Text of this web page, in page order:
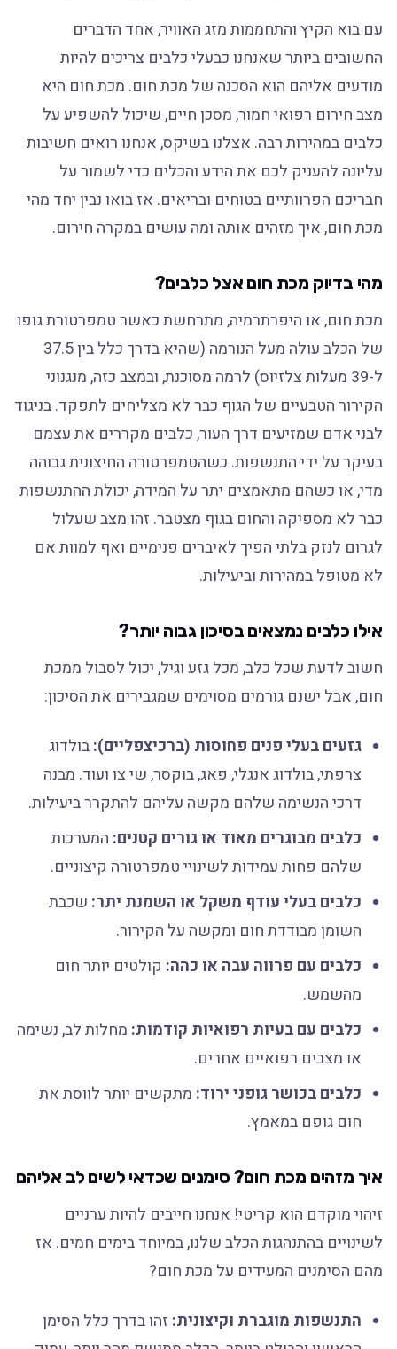
עם בוא הקיץ והתחממות מזג האוויר, אחד הדברים
החשובים ביותר שאנחנו כבעלי כלבים צריכים להיות
מודעים אליהם הוא הסכנה של מכת חום. מכת חום היא
מצב חירום רפואי חמור, מסכן חיים, שיכול להשפיע על
כלבים במהירות רבה. אצלנו בשיקס, אנחנו רואים חשיבות
עליונה להעניק לכם את הידע והכלים כדי לשמור על
חבריכם הפרוותיים בטוחים ובריאים. אז בואו נבין יחד מהי
מכת חום, איך מזהים אותה ומה עושים במקרה חירום.
מהי בדיוק מכת חום אצל כלבים?
מכת חום, או היפרתרמיה, מתרחשת כאשר טמפרטורת גופו
של הכלב עולה מעל הנורמה (שהיא בדרך כלל בין 37.5
ל-39 מעלות צלזיוס) לרמה מסוכנת, ובמצב כזה, מנגנוני
הקירור הטבעיים של הגוף כבר לא מצליחים לתפקד. בניגוד
לבני אדם שמזיעים דרך העור, כלבים מקררים את עצמם
בעיקר על ידי התנשפות. כשהטמפרטורה החיצונית גבוהה
מדי, או כשהם מתאמצים יתר על המידה, יכולת ההתנשפות
כבר לא מספיקה והחום בגוף מצטבר. זהו מצב שעלול
לגרום לנזק בלתי הפיך לאיברים פנימיים ואף למוות אם
לא מטופל במהירות וביעילות.
אילו כלבים נמצאים בסיכון גבוה יותר?
חשוב לדעת שכל כלב, מכל גזע וגיל, יכול לסבול ממכת
חום, אבל ישנם גורמים מסוימים שמגבירים את הסיכון:
גזעים בעלי פנים פחוסות (ברכיצפליים):בולדוג
צרפתי, בולדוג אנגלי, פאג, בוקסר, שי צו ועוד. מבנה
דרכי הנשימה שלהם מקשה עליהם להתקרר ביעילות.
כלבים מבוגרים מאוד או גורים קטנים:המערכות
שלהם פחות עמידות לשינויי טמפרטורה קיצוניים.
כלבים בעלי עודף משקל או השמנת יתר:שכבת
השומן מבודדת חום ומקשה על הקירור.
כלבים עם פרווה עבה או כהה:קולטים יותר חום
מהשמש.
כלבים עם בעיות רפואיות קודמות:מחלות לב, נשימה
או מצבים רפואיים אחרים.
כלבים בכושר גופני ירוד:מתקשים יותר לווסת את
חום גופם במאמץ.
איך מזהים מכת חום? סימנים שכדאי לשים לב אליהם
זיהוי מוקדם הוא קריטי! אנחנו חייבים להיות ערניים
לשינויים בהתנהגות הכלב שלנו, במיוחד בימים חמים. אז
מהם הסימנים המעידים על מכת חום?
התנשפות מוגברת וקיצונית:זהו בדרך כלל הסימן